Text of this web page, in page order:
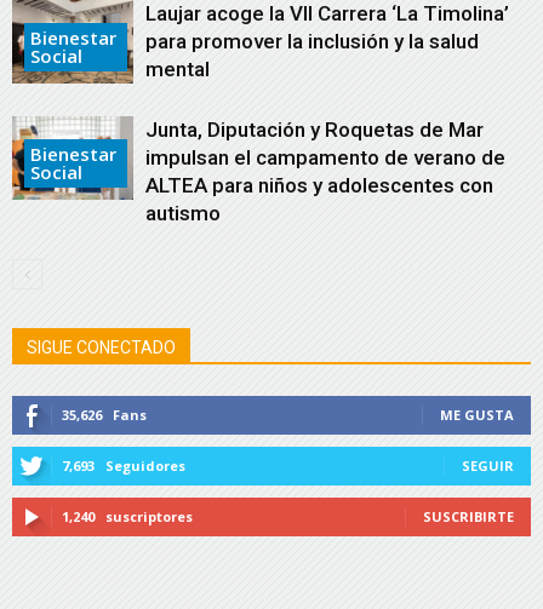
Bienestar
Social
Laujar acoge la VII Carrera ‘La Timolina’
para promover la inclusión y la salud
mental
Bienestar
Social
Junta, Diputación y Roquetas de Mar
impulsan el campamento de verano de
ALTEA para niños y adolescentes con
autismo
SIGUE CONECTADO
35,626 Fans ME GUSTA
7,693 Seguidores SEGUIR
1,240 suscriptores SUSCRIBIRTE